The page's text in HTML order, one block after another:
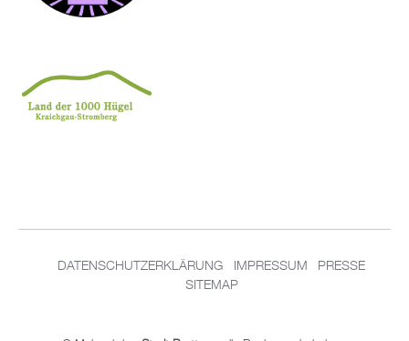
DA­TEN­SCHUT­Z­ER­KLÄ­RUNG IM­PRES­SUM
PRES­SE
SITEMAP